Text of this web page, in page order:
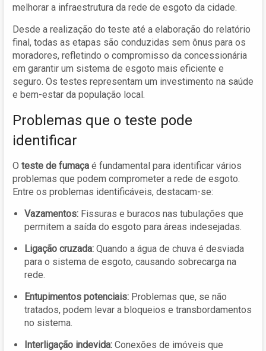
melhorar a infraestrutura da rede de esgoto da cidade.
Desde a realização do teste até a elaboração do relatório
final, todas as etapas são conduzidas sem ônus para os
moradores, refletindo o compromisso da concessionária
em garantir um sistema de esgoto mais eficiente e
seguro. Os testes representam um investimento na saúde
e bem-estar da população local.
Problemas que o teste pode
identificar
O teste de fumaça é fundamental para identificar vários
problemas que podem comprometer a rede de esgoto.
Entre os problemas identificáveis, destacam-se:
Vazamentos: Fissuras e buracos nas tubulações que
permitem a saída do esgoto para áreas indesejadas.
Ligação cruzada: Quando a água de chuva é desviada
para o sistema de esgoto, causando sobrecarga na
rede.
Entupimentos potenciais: Problemas que, se não
tratados, podem levar a bloqueios e transbordamentos
no sistema.
Interligação indevida: Conexões de imóveis que